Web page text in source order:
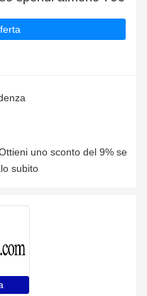
uno sconto del 9% se
subito